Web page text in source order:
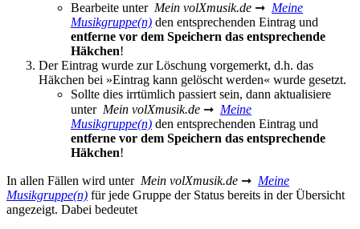
Bearbeite unter Mein volXmusik.de ➞ Meine
Musikgruppe(n) den entsprechenden Eintrag und
entferne vor dem Speichern das entsprechende
Häkchen!
Der Eintrag wurde zur Löschung vorgemerkt, d.h. das
Häkchen bei »Eintrag kann gelöscht werden« wurde gesetzt.
Sollte dies irrtümlich passiert sein, dann aktualisiere
unter Mein volXmusik.de ➞ Meine
Musikgruppe(n) den entsprechenden Eintrag und
entferne vor dem Speichern das entsprechende
Häkchen!
In allen Fällen wird unter Mein volXmusik.de ➞ Meine
Musikgruppe(n) für jede Gruppe der Status bereits in der Übersicht
angezeigt. Dabei bedeutet